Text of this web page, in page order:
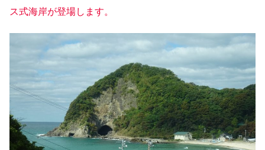
ス式海岸が登場します。